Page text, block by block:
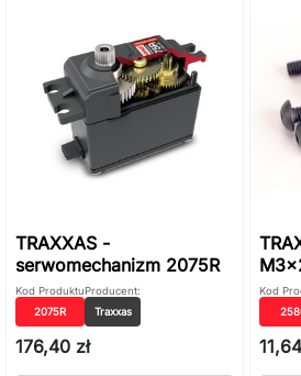
TRAXXAS -
serwomechanizm 2075R
Kod Produktu
2075R
Producent:
Traxxas
176,40 zł
Kod